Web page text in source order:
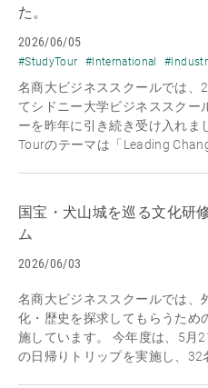
た。
2026/06/05
#StudyTour #International
名商大ビジネススクールでは、
てシドニー大学ビジネススクー
ーを昨年に引き続き受け入れま
Tourのテーマは「Leading
国宝・犬山城を巡る文化研
ム
2026/06/03
名商大ビジネススクールでは、
化・歴史を探求してもらうため
施しています。 今年度は、5月
の日帰りトリップを実施し、32